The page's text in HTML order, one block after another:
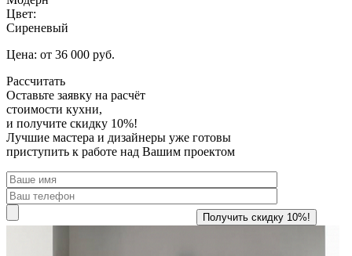
Цвет:
Сиреневый
Цена: от 36 000 руб.
Рассчитать
Оставьте заявку на расчёт
стоимости кухни,
и получите скидку 10%!
Лучшие мастера и дизайнеры уже готовы
приступить к работе над Вашим проектом